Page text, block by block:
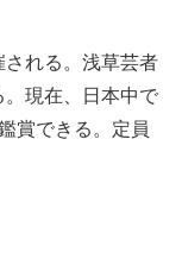
れる。浅草芸者
現在、日本中で
賞できる。定員